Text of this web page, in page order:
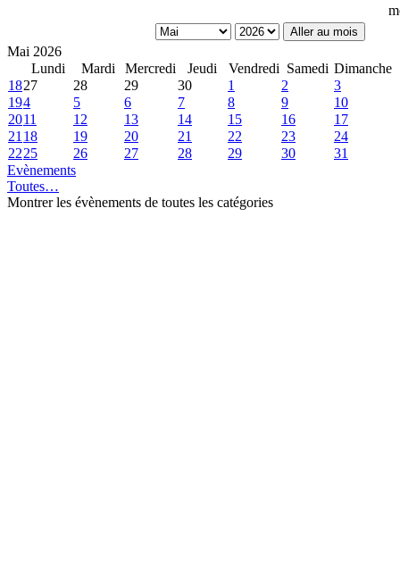
Aller au mois
Mai 2026
Lundi
Mardi Mercredi Jeudi Vendredi Samedi Dimanche
1827 28 29 30 1 2
3
194 5 6 7 8 9
10
2011 12 13 14 15 16
17
21 18 19 20 21 22 23
24
2225 26 27 28 29 30
31
Evènements
Toutes…
Montrer les évènements de toutes les catégories